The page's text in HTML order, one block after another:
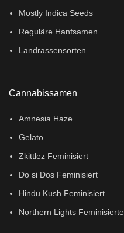
Mostly Indica Seeds
Reguläre Hanfsamen
Landrassensorten
Cannabissamen
Amnesia Haze
Gelato
Zkittlez Feminisiert
Do si Dos Feminisiert
Hindu Kush Feminisiert
Northern Lights Feminisierte